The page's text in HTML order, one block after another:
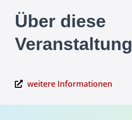
Über diese
Veranstaltung
weitere Informationen